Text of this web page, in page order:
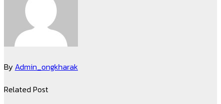
By Admin_ongkharak
Related Post